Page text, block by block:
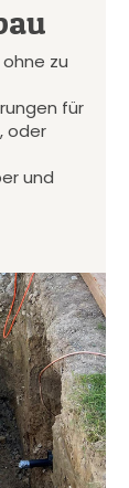
zu
für
oder
und